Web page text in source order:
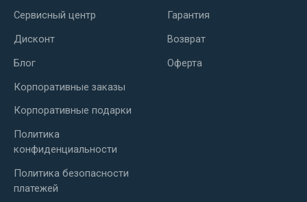
Сервисный центр
Дисконт
Блог
Корпоративные заказы
Корпоративные подарки
Политика
конфиденциальности
Политика безопасности
платежей
Гарантия
Возврат
Оферта